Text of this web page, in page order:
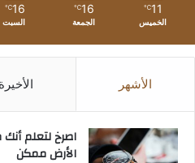
11
℃
الخميس
16
℃
الجمعة
16
℃
السبت
الأشهر الأخيرة
‫اصرخ لتعلم
الأرض ممكن